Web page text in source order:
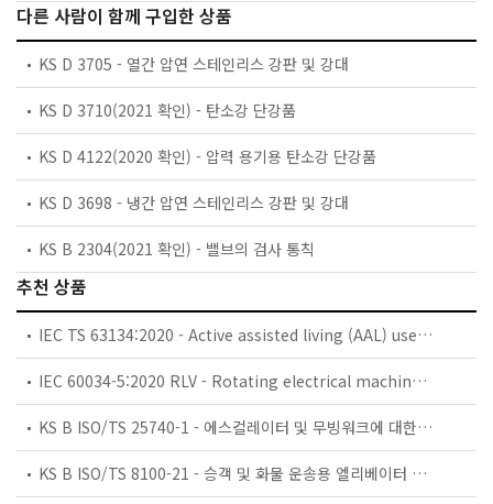
다른 사람이 함께 구입한 상품
KS D 3705 - 열간 압연 스테인리스 강판 및 강대
KS D 3710(2021 확인) - 탄소강 단강품
KS D 4122(2020 확인) - 압력 용기용 탄소강 단강품
KS D 3698 - 냉간 압연 스테인리스 강판 및 강대
KS B 2304(2021 확인) - 밸브의 검사 통칙
추천 상품
IEC TS 63134:2020 - Active assisted living (AAL) use cases
IEC 60034-5:2020 RLV - Rotating electrical machines - Part 5: Degrees of protection provided by the integral design of rotating electrical machines (IP code) - Classification
KS B ISO/TS 25740-1 - 에스컬레이터 및 무빙워크에 대한 안전요건 — 제1부: 세계공통 필수 안전요건(GESRs)
KS B ISO/TS 8100-21 - 승객 및 화물 운송용 엘리베이터 —제21부: 세계공통 필수안전요건(GESRs)을 충족하는 세계공통 안전 파라미터(GSPs)